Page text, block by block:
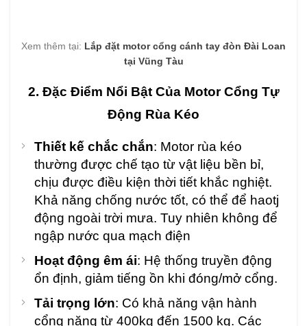
Xem thêm tại: Lắp đặt motor cổng cánh tay đòn Đài Loan
tại Vũng Tàu
2. Đặc Điểm Nổi Bật Của Motor Cổng Tự
Động Rùa Kéo
Thiết kế chắc chắn: Motor rùa kéo
thường được chế tạo từ vật liệu bền bỉ,
chịu được điều kiện thời tiết khắc nghiệt.
Khả năng chống nước tốt, có thể để haotj
động ngoài trời mưa. Tuy nhiên không để
ngập nước qua mạch điện
Hoạt động êm ái: Hệ thống truyền động
ổn định, giảm tiếng ồn khi đóng/mở cổng.
Tải trọng lớn: Có khả năng vận hành
cổng nặng từ 400kg đến 1500 kg. Các